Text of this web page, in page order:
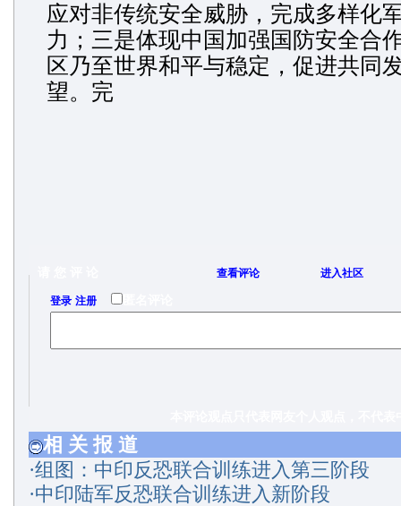
应对非传统安全威胁，完成多样化
力；三是体现中国加强国防安全合
区乃至世界和平与稳定，促进共同
望。完
查看评论 进入社区
登录/ 注册 匿名评论
相 关 报 道
·组图：中印反恐联合训练进入第三阶段
·中印陆军反恐联合训练进入新阶段